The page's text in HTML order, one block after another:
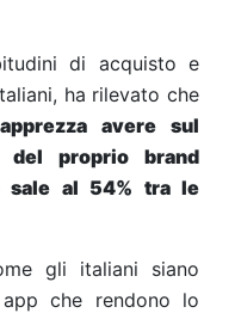
di acquisto e
ha rilevato che
avere sul
del proprio brand
sale al 54% tra le
gli italiani siano
app che rendono lo